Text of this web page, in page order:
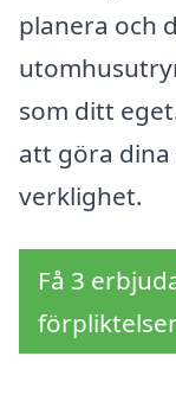
planera och
som ditt
att göra
verklighet.
Få 3